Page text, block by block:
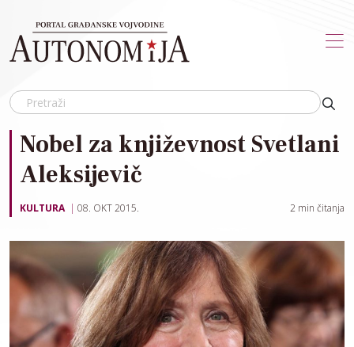
Nobel za književnost Svetlani
Aleksijevič
KULTURA 08. OKT 2015. 2 min čitanja